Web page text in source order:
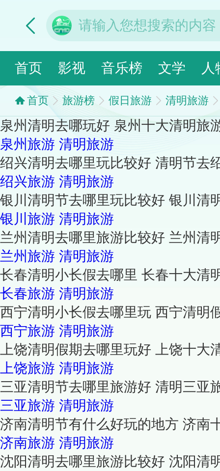
首页 影视 音乐榜 文学 人
首页 旅游榜 假日旅游 清明旅游
泉州清明去哪玩好 泉州十大清明旅
泉州旅游 清明旅游
绍兴清明去哪里玩比较好 清明节去
绍兴旅游 清明旅游
银川清明节去哪里玩比较好 银川清
银川旅游 清明旅游
兰州清明去哪里旅游比较好 兰州清
兰州旅游 清明旅游
长春清明小长假去哪里 长春十大清
长春旅游 清明旅游
西宁清明小长假去哪里玩 西宁清明
西宁旅游 清明旅游
上饶清明假期去哪里玩好 上饶十大
上饶旅游 清明旅游
三亚清明节去哪里旅游好 清明三亚
三亚旅游 清明旅游
济南清明节有什么好玩的地方 济南
济南旅游 清明旅游
沈阳清明去哪里旅游比较好 沈阳清